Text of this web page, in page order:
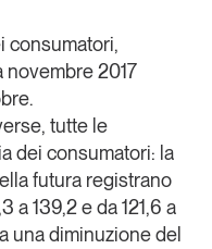
Linkedin
Copia Link
consumatori,
novembre 2017
tutte le
dei consumatori: la
futura registrano
a 139,2 e da 121,6 a
una diminuzione del